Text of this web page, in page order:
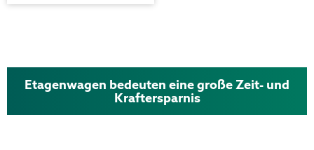
Etagenwagen bedeuten eine große Zeit- und
Kraftersparnis